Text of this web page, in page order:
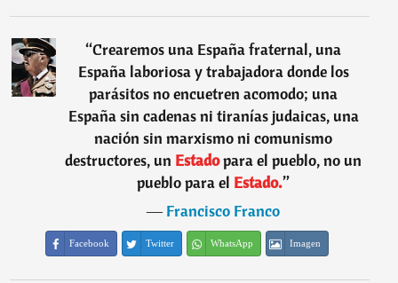
“Crearemos una España fraternal, una
España laboriosa y trabajadora donde los
parásitos no encuetren acomodo; una
España sin cadenas ni tiranías judaicas, una
nación sin marxismo ni comunismo
destructores, un Estadopara el pueblo, no un
pueblo para el Estado.”
―Francisco Franco
Facebook Twitter WhatsApp Imagen